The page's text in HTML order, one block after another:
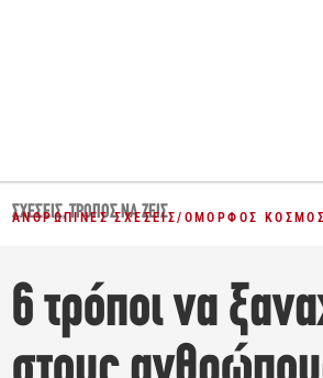
ΣΧΈΣΕΙΣ,ΤΡΌΠΟΣ ΝΑ ΖΕΙΣ
ΑΝΘΡΏΠΙΝΕΣ ΣΧΈΣΕΙΣ/ ΌΜΟΡΦΟΣ ΚΌΣΜΟΣ
6 τρόποι να